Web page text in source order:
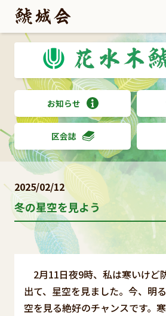
お知らせ
区会誌
2025/02/12
冬の星空を見よう
2月11日夜9時、私は寒いけど
出て、星空を見ました。今、明
空を見る絶好のチャンスです。